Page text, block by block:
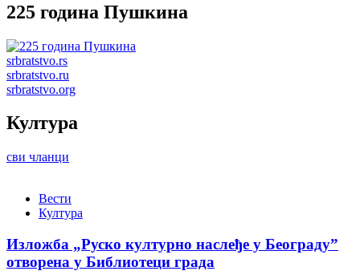
225 година Пушкина
srbratstvo.rs
srbratstvo.ru
srbratstvo.org
Култура
сви чланци
Вести
Култура
Изложба „Руско културно наслеђе у Београду”
отворена у Библиотеци града